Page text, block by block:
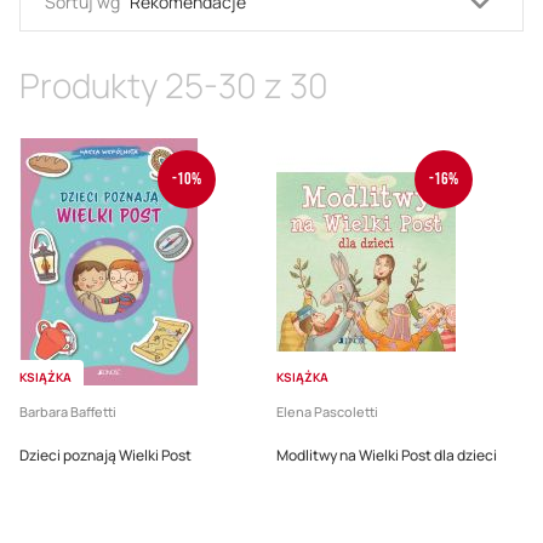
Produkty25-30 z 30
-10%
KSIĄŻKA
Barbara Baffetti
Dzieci poznają Wielki Post
-16%
KSIĄŻKA
Elena Pascoletti
Modlitwy na Wielki Post dla dzieci